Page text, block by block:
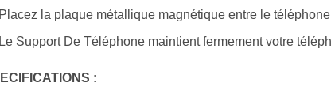
la plaque métallique magnétique entre le téléphone
Support De Téléphone maintient fermement votre
: